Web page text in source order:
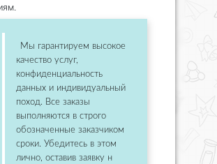
Мы гарантируем высокое
качество услуг,
конфиденциальность
данных и индивидуальный
поход. Все заказы
выполняются в строго
обозначенные заказчиком
сроки. Убедитесь в этом
лично, оставив заявку н